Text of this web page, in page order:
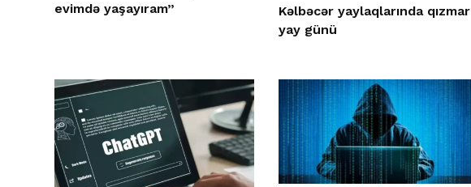
evimdə yaşayıram”
Kəlbəcər yaylaqlarında qızmar
yay günü